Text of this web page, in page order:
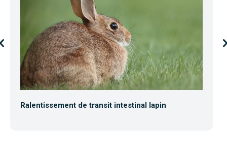
Ralentissement de transit intestinal lapin